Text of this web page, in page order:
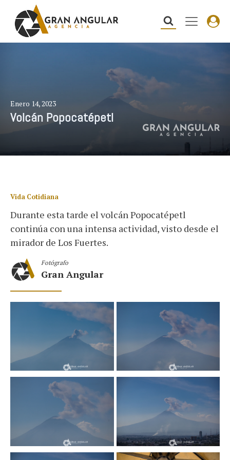
Enero 14, 2023
Volcán Popocatépetl
Vida Cotidiana
Durante esta tarde el volcán Popocatépetl
continúa con una intensa actividad, visto desde el
mirador de Los Fuertes.
Fotógrafo
Gran Angular